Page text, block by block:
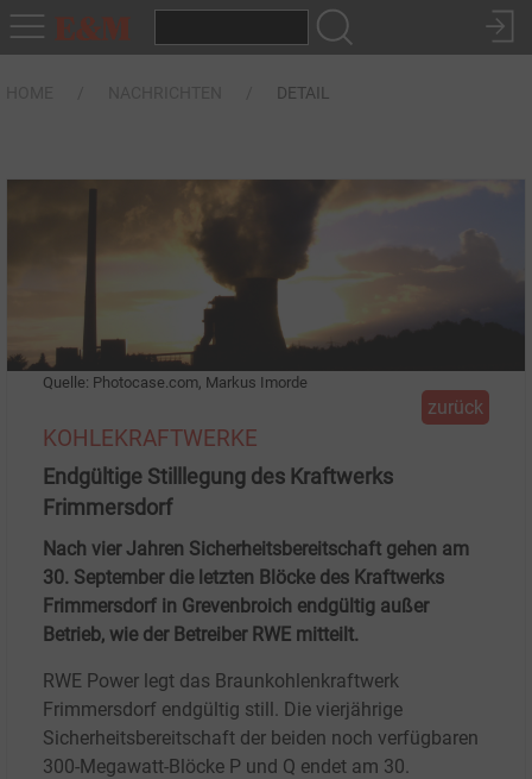
DETAIL
Quelle: Photocase.com, Markus Imorde
zurück
KOHLEKRAFTWERKE
Endgültige Stilllegung des Kraftwerks
Frimmersdorf
Nach vier Jahren Sicherheitsbereitschaft gehen am
30. September die letzten Blöcke des Kraftwerks
Frimmersdorf in Grevenbroich endgültig außer
Betrieb, wie der Betreiber RWE mitteilt.
RWE Power legt das Braunkohlenkraftwerk
Frimmersdorf endgültig still. Die vierjährige
Sicherheitsbereitschaft der beiden noch verfügbaren
300-Megawatt-Blöcke P und Q endet am 30.